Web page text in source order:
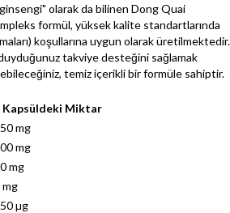
olarak da bilinen Dong Quai
formül, yüksek kalite standartlarında
koşullarına uygun olarak üretilmektedir.
takviye desteğini sağlamak
temiz içerikli bir formüle sahiptir.
Kapsüldeki Miktar
mg
mg
mg
mg
µg